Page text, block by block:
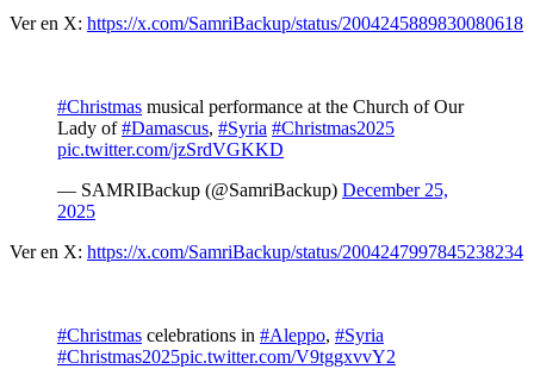
Ver en X: https://x.com/SamriBackup/status/2004245889830080618
#Christmas musical performance at the Church of Our
Lady of#Damascus, #Syria #Christmas2025
pic.twitter.com/jzSrdVGKKD
— SAMRIBackup (@SamriBackup) December 25,
2025
Ver en X: https://x.com/SamriBackup/status/2004247997845238234
#Christmas celebrations in #Aleppo, #Syria
#Christmas2025pic.twitter.com/V9tggxvvY2